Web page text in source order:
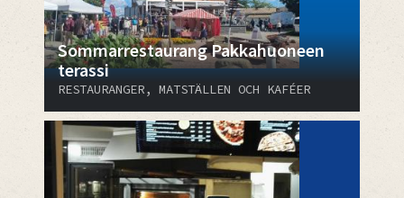
Sommarrestaurang Pakkahuoneen
terassi
RESTAURANGER, MATSTÄLLEN OCH KAFÉER